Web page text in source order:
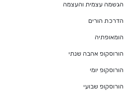
הגשמה עצמית והעצמה
הדרכת הורים
הומאופתיה
הורוסקופ אהבה שנתי
הורוסקופ יומי
הורוסקופ שבועי